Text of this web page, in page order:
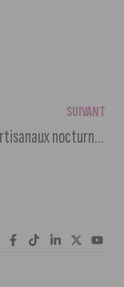
SUIVANT
Marchés artisanaux nocturnes à Chevigny-Saint-Sauveur.